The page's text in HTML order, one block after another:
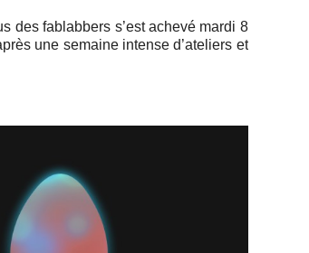
des fa­blab­bers s’est achevé mardi 8
une semaine intense d’ate­liers et